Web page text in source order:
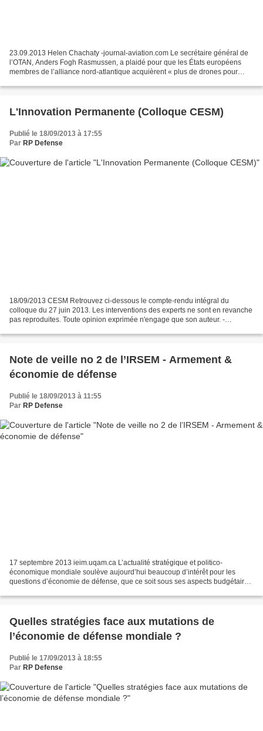
23.09.2013 Helen Chachaty -journal-aviation.com Le secrétaire général de
l’OTAN, Anders Fogh Rasmussen, a plaidé pour que les États européens
membres de l’alliance nord-atlantique acquièrent « plus de drones pour
L'Innovation Permanente (Colloque CESM)
Publié le 18/09/2013 à 17:55
Par RP Defense
18/09/2013 CESM Retrouvez ci-dessous le compte-rendu intégral du
colloque du 27 juin 2013. Les interventions des experts ne sont en revanche
pas reproduites. Toute opinion exprimée n'engage que son auteur. -
Note de veille no 2 de l’IRSEM - Armement &
économie de défense
Publié le 18/09/2013 à 11:55
Par RP Defense
17 septembre 2013 ieim.uqam.ca L’actualité stratégique et politico-
économique mondiale soulève aujourd’hui beaucoup d’intérêt pour les
questions d’économie de défense, que ce soit sous ses aspects budgétaires,
Quelles stratégies face aux mutations de
l’économie de défense mondiale ?
Publié le 17/09/2013 à 18:55
Par RP Defense